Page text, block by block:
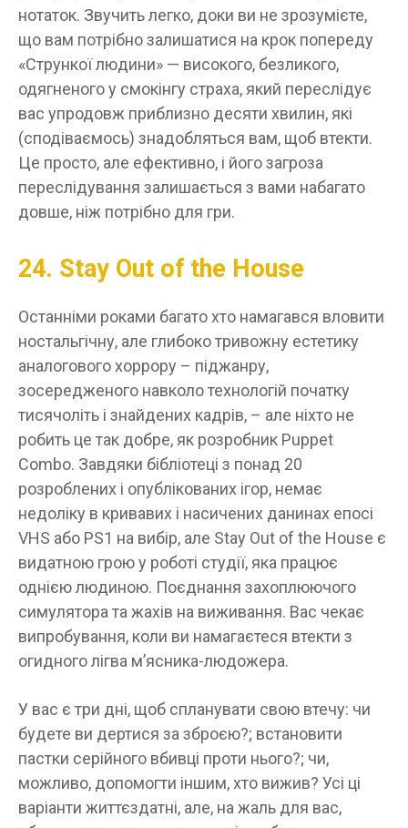
нотаток. Звучить легко, доки ви не зрозумієте,
що вам потрібно залишатися на крок попереду
«Стрункої людини» — високого, безликого,
одягненого у смокінгу страха, який переслідує
вас упродовж приблизно десяти хвилин, які
(сподіваємось) знадобляться вам, щоб втекти.
Це просто, але ефективно, і його загроза
переслідування залишається з вами набагато
довше, ніж потрібно для гри.
24. Stay Out of the House
Останніми роками багато хто намагався вловити
ностальгічну, але глибоко тривожну естетику
аналогового хоррору – піджанру,
зосередженого навколо технологій початку
тисячоліть і знайдених кадрів, – але ніхто не
робить це так добре, як розробник Puppet
Combo. Завдяки бібліотеці з понад 20
розроблених і опублікованих ігор, немає
недоліку в кривавих і насичених данинах епосі
VHS або PS1 на вибір, але Stay Out of the House є
видатною грою у роботі студії, яка працює
однією людиною. Поєднання захоплюючого
симулятора та жахів на виживання. Вас чекає
випробування, коли ви намагаєтеся втекти з
огидного лігва м’ясника-людожера.
У вас є три дні, щоб спланувати свою втечу: чи
будете ви дертися за зброєю?; встановити
пастки серійного вбивці проти нього?; чи,
можливо, допомогти іншим, хто вижив? Усі ці
варіанти життєздатні, але, на жаль для вас,